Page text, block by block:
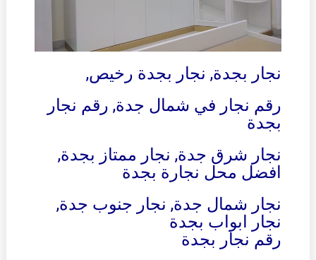
نجار بجدة, نجار بجدة رخيص,
رقم نجار في شمال جدة, رقم نجار
بجدة
نجار شرق جدة, نجار ممتاز بجدة,
افضل محل نجارة بجدة
نجار شمال جدة, نجار جنوب جدة,
نجار ابواب بجدة
رقم نجار بجدة